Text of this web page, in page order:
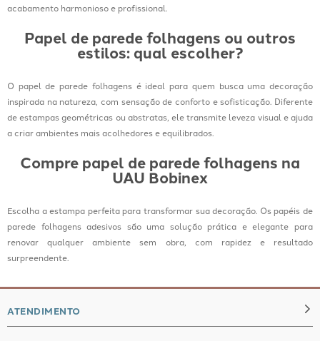
acabamento harmonioso e profissional.
Papel de parede folhagens ou outros
estilos: qual escolher?
O papel de parede folhagens é ideal para quem busca uma decoração
inspirada na natureza, com sensação de conforto e sofisticação. Diferente
de estampas geométricas ou abstratas, ele transmite leveza visual e ajuda
a criar ambientes mais acolhedores e equilibrados.
Compre papel de parede folhagens na
UAU Bobinex
Escolha a estampa perfeita para transformar sua decoração. Os papéis de
parede folhagens adesivos são uma solução prática e elegante para
renovar qualquer ambiente sem obra, com rapidez e resultado
surpreendente.
ATENDIMENTO